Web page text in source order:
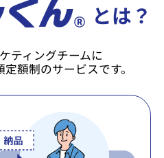
とは？
ティングチームに
額制のサービスです。